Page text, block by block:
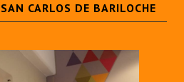
CARLOS DE BARILOCHE